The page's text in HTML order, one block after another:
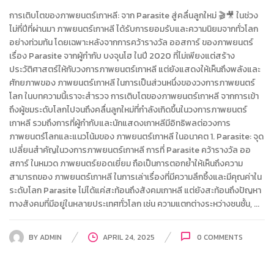
การเติบโตของภาพยนตร์เกาหลี: จาก Parasite สู่คลื่นลูกใหม่ 🎬🎥 ในช่วง
ไม่กี่ปีที่ผ่านมา ภาพยนตร์เกาหลี ได้รับการยอมรับและความนิยมจากทั่วโลก
อย่างท่วมท้น โดยเฉพาะหลังจากการคว้ารางวัล ออสการ์ ของภาพยนตร์
เรื่อง Parasite จากผู้กำกับ บงจุนโฮ ในปี 2020 ที่ไม่เพียงแต่สร้าง
ประวัติศาสตร์ให้กับวงการภาพยนตร์เกาหลี แต่ยังแสดงให้เห็นถึงพลังและ
ศักยภาพของ ภาพยนตร์เกาหลี ในการเป็นส่วนหนึ่งของวงการภาพยนตร์
โลก ในบทความนี้เราจะสำรวจ การเติบโตของภาพยนตร์เกาหลี จากการเข้า
ถึงผู้ชมระดับโลกไปจนถึงคลื่นลูกใหม่ที่กำลังเกิดขึ้นในวงการภาพยนตร์
เกาหลี รวมถึงการที่ผู้กำกับและนักแสดงเกาหลีมีอิทธิพลต่อวงการ
ภาพยนตร์โลกและแนวโน้มของ ภาพยนตร์เกาหลี ในอนาคต 1. Parasite: จุด
เปลี่ยนสำคัญในวงการภาพยนตร์เกาหลี การที่ Parasite คว้ารางวัล ออ
สการ์ ในหมวด ภาพยนตร์ยอดเยี่ยม ถือเป็นการตอกย้ำให้เห็นถึงความ
สามารถของ ภาพยนตร์เกาหลี ในการเล่าเรื่องที่มีความลึกซึ้งและมีคุณค่าใน
ระดับโลก Parasite ไม่ได้แค่สะท้อนถึงสังคมเกาหลี แต่ยังสะท้อนถึงปัญหา
ทางสังคมที่มีอยู่ในหลายประเทศทั่วโลก เช่น ความแตกต่างระหว่างชนชั้น, ...
BYADMIN APRIL 24, 2025 0 COMMENTS